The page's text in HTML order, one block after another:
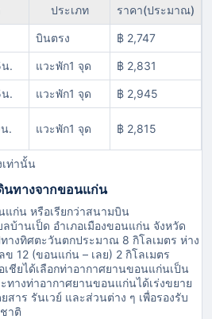
ประเภท ราคา(ประมาณ)
บินตรง ฿ 2,747
. แวะพัก1 จุด ฿ 2,831
. แวะพัก1 จุด ฿ 2,945
. แวะพัก1 จุด ฿ 2,815
เท่านั้น
นทางจากขอนแก่น
ก่น หรือเรียกว่าสนามบิน
บ้านเป็ด อำเภอเมืองขอนแก่น จังหวัด
างทิศตะวันตกประมาณ 8 กิโลเมตร ห่าง
12 (ขอนแก่น – เลย) 2 กิโลเมตร
ชียได้เลือกท่าอากาศยานขอนแก่นเป็น
างท่าอากาศยานขอนแก่นได้เร่งขยาย
สาร รันเวย์ และส่วนต่าง ๆ เพื่อรองรับ
าติ